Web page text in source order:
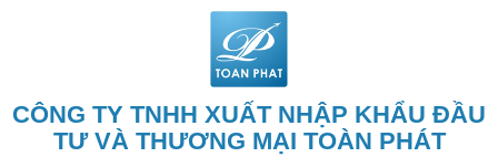
CÔNG TY TNHH XUẤT NHẬP KHẨU ĐẦU
TƯ VÀ THƯƠNG MẠI TOÀN PHÁT